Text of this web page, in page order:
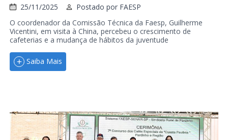
25/11/2025 Postado por FAESP
O coordenador da Comissão Técnica da Faesp, Guilherme
Vicentini, em visita à China, percebeu o crescimento de
cafeterias e a mudança de hábitos da juventude
Saiba Mais